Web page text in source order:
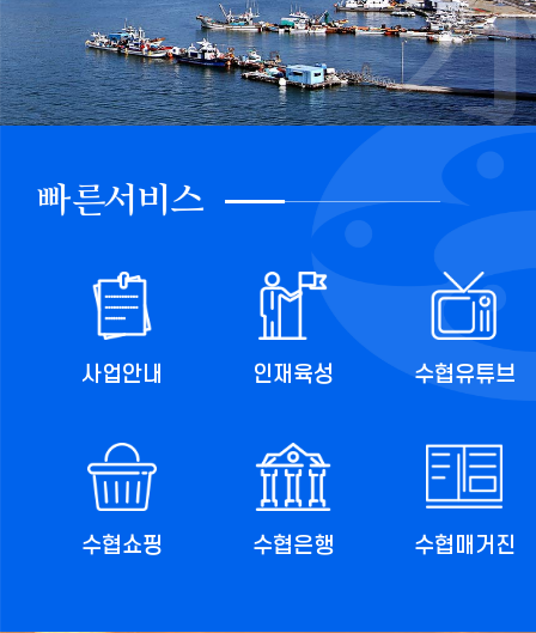
빠른서비스
사업안내 인재육성 수협유튜브
수협쇼핑 수협은행 수협매거진